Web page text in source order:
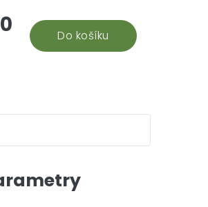
Do košíku
zakoupit za super cenu.
si to:...